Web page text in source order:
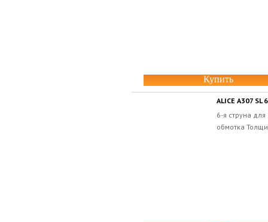
Купить
ALICE A307 SL 6
6-я струна
обмотка